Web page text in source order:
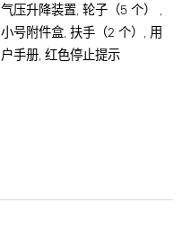
气压升降装置, 轮子（5 个） ,
小号附件盒, 扶手（2 个）, 用
户手册, 红色停止提示